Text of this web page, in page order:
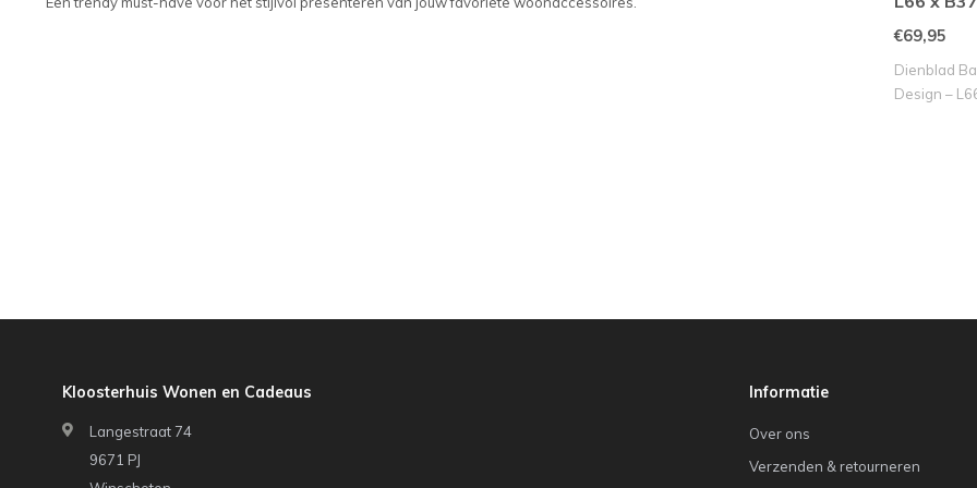
€69,95
Dienblad
Design –
Kloosterhuis Wonen en Cadeaus
Langestraat 74
9671 PJ
Informatie
Over ons
Verzenden & retourneren